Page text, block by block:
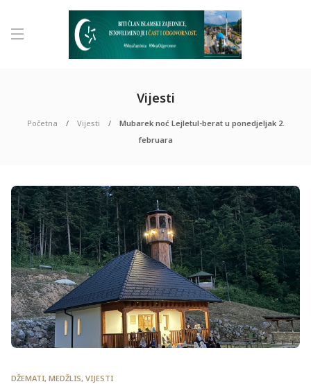
Vijesti
Početna Vijesti
Mubarek noć Lejletul-berat u ponedjeljak 2.
februara
DŽEMATI, MEDŽLIS, VIJESTI